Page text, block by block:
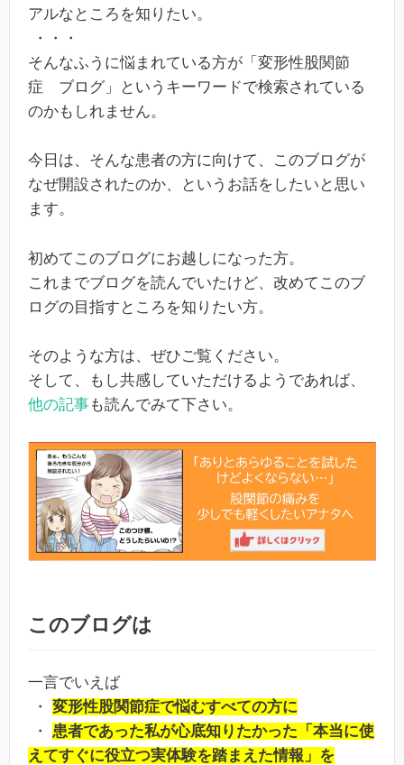
アルなところを知りたい。
・・・
そんなふうに悩まれている方が「変形性股関節
症 ブログ」というキーワードで検索されている
のかもしれません。
今日は、そんな患者の方に向けて、このブログが
なぜ開設されたのか、というお話をしたいと思い
ます。
初めてこのブログにお越しになった方。
これまでブログを読んでいたけど、改めてこのブ
ログの目指すところを知りたい方。
そのような方は、ぜひご覧ください。
そして、もし共感していただけるようであれば、
他の記事も読んでみて下さい。
このブログは
一言でいえば
・ 変形性股関節症で悩むすべての方に
・ 患者であった私が心底知りたかった「本当に使
えてすぐに役立つ実体験を踏まえた情報」を